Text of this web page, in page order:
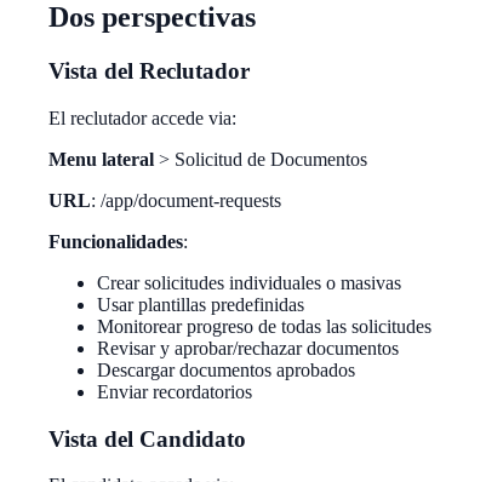
Dos perspectivas
Vista del Reclutador
El reclutador accede via:
Menu lateral > Solicitud de Documentos
URL: /app/document-requests
Funcionalidades:
Crear solicitudes individuales o masivas
Usar plantillas predefinidas
Monitorear progreso de todas las solicitudes
Revisar y aprobar/rechazar documentos
Descargar documentos aprobados
Enviar recordatorios
Vista del Candidato